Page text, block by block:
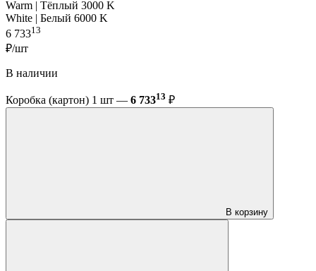
Warm | Тёплый 3000 K
White | Белый 6000 K
6 73313
₽/шт
В наличии
Коробка (картон) 1 шт — 6 73313 ₽
В корзину